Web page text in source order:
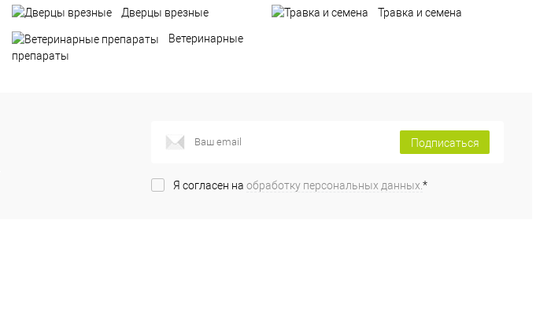
Дверцы врезные Травка и семена
Ветеринарные
препараты
Подписаться
Я согласен на обработку персональных данных. *